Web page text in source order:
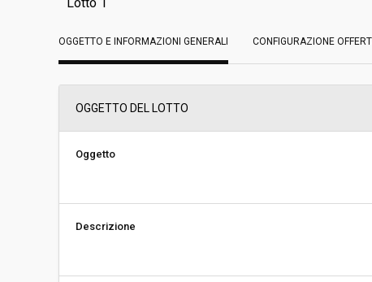
Data pubblicazione: 04/06/2018 11:52
Svolgimento: Gara in busta chiusa
CASTELLINA IN
OGGETTO E INFORMAZIONI GENERALI CONFIGURAZIONE
OGGETTO DEL LOTTO
Oggetto
Descrizione